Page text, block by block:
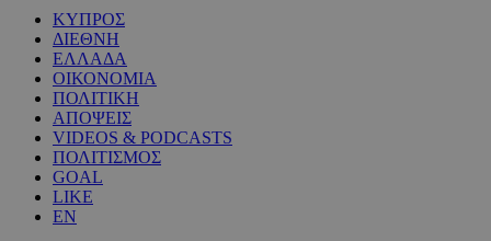
ΚΥΠΡΟΣ
ΔΙΕΘΝΗ
ΕΛΛΑΔΑ
ΟΙΚΟΝΟΜΙΑ
ΠΟΛΙΤΙΚΗ
ΑΠΟΨΕΙΣ
VIDEOS & PODCASTS
ΠΟΛΙΤΙΣΜΟΣ
GOAL
LIKE
EN